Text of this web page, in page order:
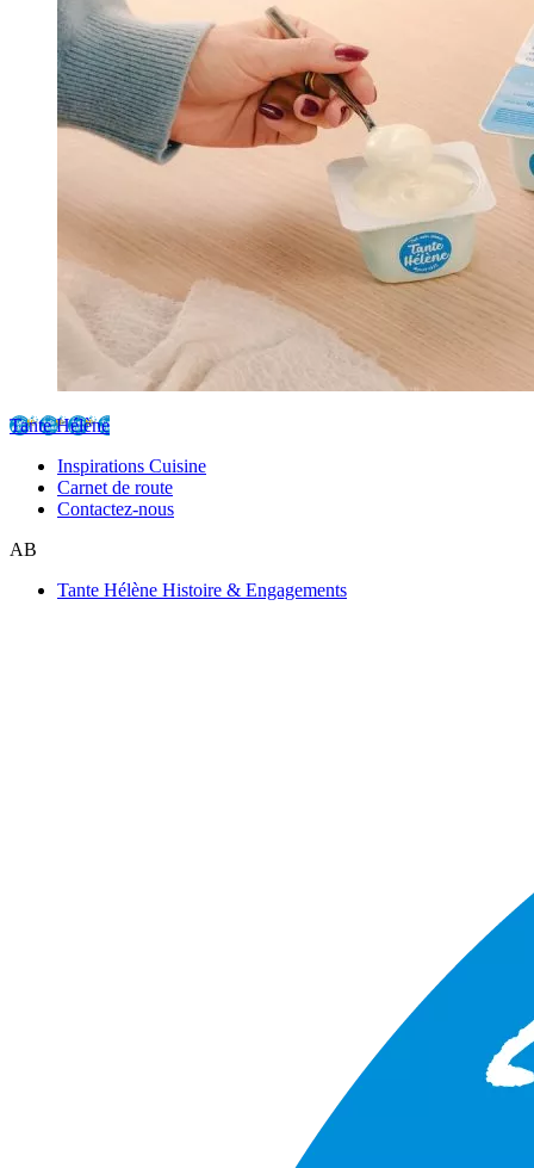
Tante Hélène
Inspirations Cuisine
Carnet de route
Contactez-nous
AB
Tante Hélène Histoire & Engagements